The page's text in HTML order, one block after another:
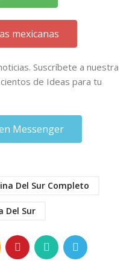
mexicanas
Suscríbete a nuestra
de Ideas para tu
Messenger
Del Sur Completo
Del Sur